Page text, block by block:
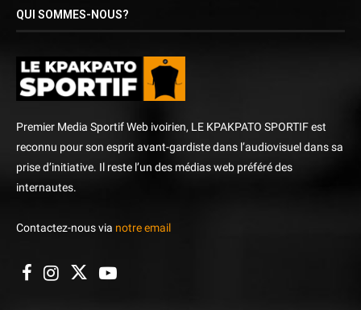
QUI SOMMES-NOUS?
Premier Media Sportif Web ivoirien, LE KPAKPATO SPORTIF est
reconnu pour son esprit avant-gardiste dans l’audiovisuel dans sa
prise d’initiative. Il reste l’un des médias web préféré des
internautes.
Contactez-nous via notre email